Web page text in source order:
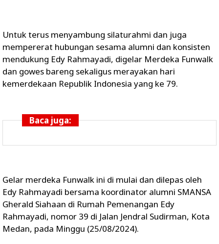
Untuk terus menyambung silaturahmi dan juga
mempererat hubungan sesama alumni dan konsisten
mendukung Edy Rahmayadi, digelar Merdeka Funwalk
dan gowes bareng sekaligus merayakan hari
kemerdekaan Republik Indonesia yang ke 79.
Baca juga:
Gelar merdeka Funwalk ini di mulai dan dilepas oleh
Edy Rahmayadi bersama koordinator alumni SMANSA
Gherald Siahaan di Rumah Pemenangan Edy
Rahmayadi, nomor 39 di Jalan Jendral Sudirman, Kota
Medan, pada Minggu (25/08/2024).